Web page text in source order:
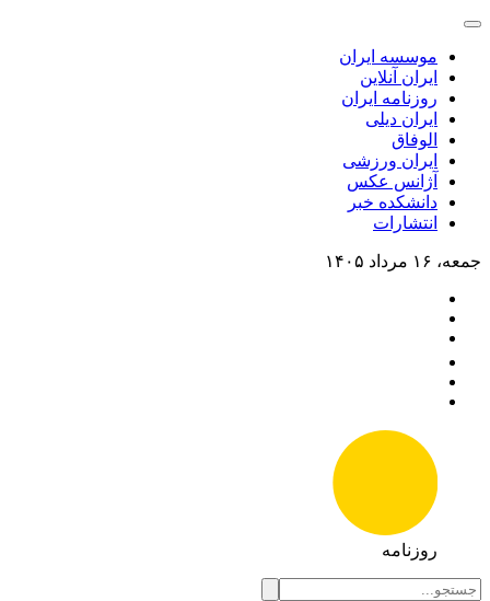
موسسه ایران
ایران آنلاین
روزنامه ایران
ایران دیلی
الوفاق
ایران ورزشی
آژانس عکس
دانشکده خبر
انتشارات
جمعه، ۱۶ مرداد ۱۴۰۵
روزنامه